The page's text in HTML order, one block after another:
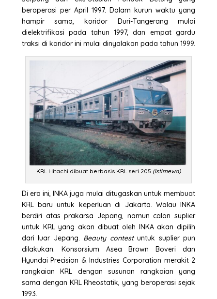
beroperasi per April 1997. Dalam kurun waktu yang
hampir sama, koridor Duri-Tangerang mulai
dielektrifikasi pada tahun 1997, dan empat gardu
traksi di koridor ini mulai dinyalakan pada tahun 1999.
KRL Hitachi dibuat berbasis KRL seri 205 (Istimewa)
Di era ini, INKA juga mulai ditugaskan untuk membuat
KRL baru untuk keperluan di Jakarta. Walau INKA
berdiri atas prakarsa Jepang, namun calon suplier
untuk KRL yang akan dibuat oleh INKA akan dipilih
dari luar Jepang. Beauty contestuntuk suplier pun
dilakukan. Konsorsium Asea Brown Boveri dan
Hyundai Precision & Industries Corporation merakit 2
rangkaian KRL dengan susunan rangkaian yang
sama dengan KRL Rheostatik, yang beroperasi sejak
1993.